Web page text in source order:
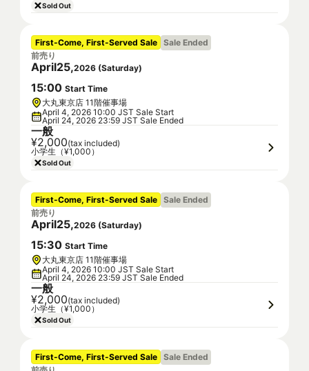
Sold Out
First-Come, First-Served Sale Sale Ended
前売り
April25,2026 (Saturday)
15:00 Start Time
大丸東京店 11階催事場
April 4, 2026 10:00 JST Sale Start
April 24, 2026 23:59 JST Sale Ended
一般
¥2,000(tax included)
小学生（¥1,000）
Sold Out
First-Come, First-Served Sale Sale Ended
前売り
April25,2026 (Saturday)
15:30 Start Time
大丸東京店 11階催事場
April 4, 2026 10:00 JST Sale Start
April 24, 2026 23:59 JST Sale Ended
一般
¥2,000(tax included)
小学生（¥1,000）
Sold Out
First-Come, First-Served Sale Sale Ended